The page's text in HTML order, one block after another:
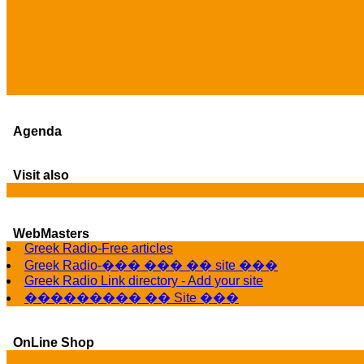
Agenda
Visit also
WebMasters
Greek Radio-Free articles
Greek Radio-��� ��� �� site ���
Greek Radio Link directory - Add your site
��������� �� Site ���
OnLine Shop